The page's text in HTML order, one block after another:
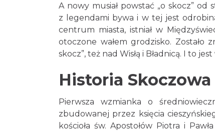
A nowy musiał powstać „o skocz”
z legendami bywa i w tej jest
centrum miasta, istniał w
otoczone wałem grodzisko. Zostało
skocz”, też nad Wisłą i Bładnicą. I to
Historia Skoczowa
Pierwsza wzmianka o
zbudowanej przez księcia
kościoła św. Apostołów Piotra i